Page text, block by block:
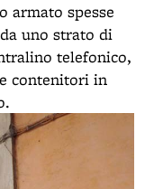
armato spesse
uno strato di
telefonico,
contenitori in